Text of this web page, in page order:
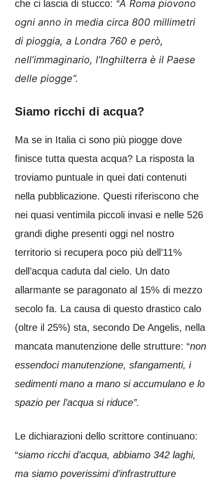
che ci lascia di stucco: “A Roma piovono
ogni anno in media circa 800 millimetri
di pioggia, a Londra 760 e però,
nell’immaginario, l’Inghilterra è il Paese
delle piogge”.
Siamo ricchi di acqua?
Ma se in Italia ci sono più piogge dove
finisce tutta questa acqua? La risposta la
troviamo puntuale in quei dati contenuti
nella pubblicazione. Questi riferiscono che
nei quasi ventimila piccoli invasi e nelle 526
grandi dighe presenti oggi nel nostro
territorio si recupera poco più dell’11%
dell’acqua caduta dal cielo. Un dato
allarmante se paragonato al 15% di mezzo
secolo fa. La causa di questo drastico calo
(oltre il 25%) sta, secondo De Angelis, nella
mancata manutenzione delle strutture: “non
essendoci manutenzione, sfangamenti, i
sedimenti mano a mano si accumulano e lo
spazio per l’acqua si riduce”.
Le dichiarazioni dello scrittore continuano:
“siamo ricchi d’acqua, abbiamo 342 laghi,
ma siamo poverissimi d’infrastrutture